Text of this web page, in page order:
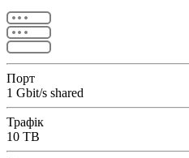
Порт
1 Gbit/s shared
Трафік
10 TB